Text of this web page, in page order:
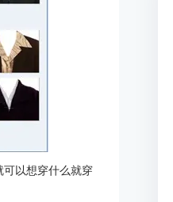
可以想穿什么就穿